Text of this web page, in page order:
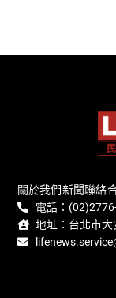
關於我們新聞聯絡
電話：
地址：台北市